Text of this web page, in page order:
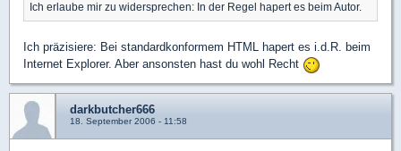
Ich erlaube mir zu widersprechen: In der Regel hapert es beim Autor.
Ich präzisiere: Bei standardkonformem HTML hapert es i.d.R. beim
Internet Explorer. Aber ansonsten hast du wohl Recht
darkbutcher666
18. September 2006 - 11:58